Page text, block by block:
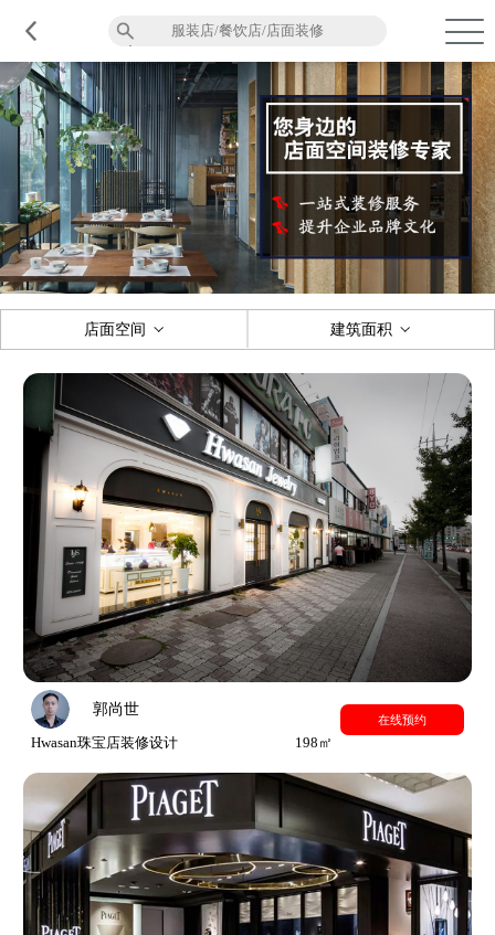
店面空间 建筑面积
郭尚世
Hwasan珠宝店装修设计 198㎡
在线预约